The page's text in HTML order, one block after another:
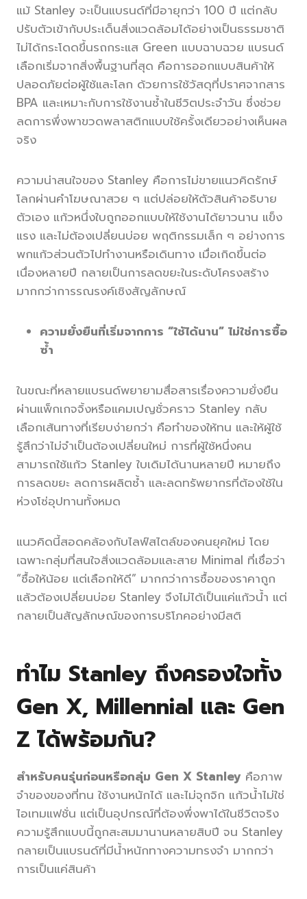
แม้ Stanley จะเป็นแบรนด์ที่มีอายุกว่า 100 ปี แต่กลับ
ปรับตัวเข้ากับประเด็นสิ่งแวดล้อมได้อย่างเป็นธรรมชาติ
ไม่ได้กระโดดขึ้นรถกระแส Green แบบฉาบฉวย แบรนด์
เลือกเริ่มจากสิ่งพื้นฐานที่สุด คือการออกแบบสินค้าให้
ปลอดภัยต่อผู้ใช้และโลก ด้วยการใช้วัสดุที่ปราศจากสาร
BPA และเหมาะกับการใช้งานซ้ำในชีวิตประจำวัน ซึ่งช่วย
ลดการพึ่งพาขวดพลาสติกแบบใช้ครั้งเดียวอย่างเห็นผล
จริง
ความน่าสนใจของ Stanley คือการไม่ขายแนวคิดรักษ์
โลกผ่านคำโฆษณาสวย ๆ แต่ปล่อยให้ตัวสินค้าอธิบาย
ตัวเอง แก้วหนึ่งใบถูกออกแบบให้ใช้งานได้ยาวนาน แข็ง
แรง และไม่ต้องเปลี่ยนบ่อย พฤติกรรมเล็ก ๆ อย่างการ
พกแก้วส่วนตัวไปทำงานหรือเดินทาง เมื่อเกิดขึ้นต่อ
เนื่องหลายปี กลายเป็นการลดขยะในระดับโครงสร้าง
มากกว่าการรณรงค์เชิงสัญลักษณ์
ความยั่งยืนที่เริ่มจากการ “ใช้ได้นาน” ไม่ใช่การซื้อ
ซ้ำ
ในขณะที่หลายแบรนด์พยายามสื่อสารเรื่องความยั่งยืน
ผ่านแพ็กเกจจิ้งหรือแคมเปญชั่วคราว Stanley กลับ
เลือกเส้นทางที่เรียบง่ายกว่า คือทำของให้ทน และให้ผู้ใช้
รู้สึกว่าไม่จำเป็นต้องเปลี่ยนใหม่ การที่ผู้ใช้หนึ่งคน
สามารถใช้แก้ว Stanley ใบเดิมได้นานหลายปี หมายถึง
การลดขยะ ลดการผลิตซ้ำ และลดทรัพยากรที่ต้องใช้ใน
ห่วงโซ่อุปทานทั้งหมด
แนวคิดนี้สอดคล้องกับไลฟ์สไตล์ของคนยุคใหม่ โดย
เฉพาะกลุ่มที่สนใจสิ่งแวดล้อมและสาย Minimal ที่เชื่อว่า
“ซื้อให้น้อย แต่เลือกให้ดี” มากกว่าการซื้อของราคาถูก
แล้วต้องเปลี่ยนบ่อย Stanley จึงไม่ได้เป็นแค่แก้วน้ำ แต่
กลายเป็นสัญลักษณ์ของการบริโภคอย่างมีสติ
ทำไม Stanley ถึงครองใจทั้ง
Gen X, Millennial และ Gen
Z ได้พร้อมกัน?
สำหรับคนรุ่นก่อนหรือกลุ่ม Gen X Stanley คือภาพ
จำของของที่ทน ใช้งานหนักได้ และไม่จุกจิก แก้วน้ำไม่ใช่
ไอเทมแฟชั่น แต่เป็นอุปกรณ์ที่ต้องพึ่งพาได้ในชีวิตจริง
ความรู้สึกแบบนี้ถูกสะสมมานานหลายสิบปี จน Stanley
กลายเป็นแบรนด์ที่มีน้ำหนักทางความทรงจำ มากกว่า
การเป็นแค่สินค้า